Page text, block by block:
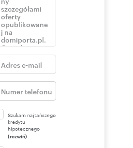
Szukam najtańszego
kredytu
hipotecznego
(rozwiń)